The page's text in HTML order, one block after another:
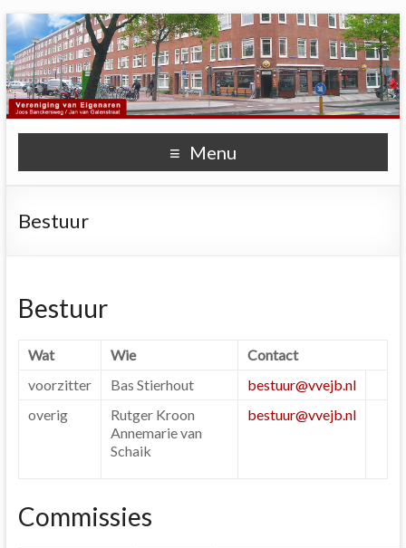
Menu
Bestuur
Bestuur
Wat Wie
Contact
voorzitter
Bas Stierhout
bestuur@vvejb.nl
overig
Rutger Kroon
Annemarie van
Schaik
bestuur@vvejb.nl
Commissies